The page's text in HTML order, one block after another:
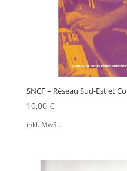
SNCF – Réseau Sud-Est et
10,00 €
inkl. MwSt.